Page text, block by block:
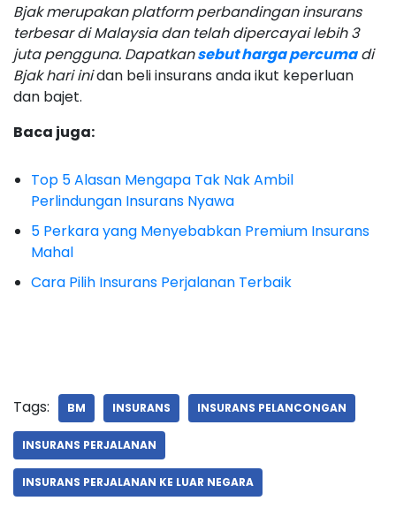
Bjak merupakan platform perbandingan insurans
terbesar di Malaysia dan telah dipercayai lebih 3
juta pengguna. Dapatkansebut harga percumadi
Bjak hari inidan beli insurans anda ikut keperluan
dan bajet.
Baca juga:
Top 5 Alasan Mengapa Tak Nak Ambil
Perlindungan Insurans Nyawa
5 Perkara yang Menyebabkan Premium Insurans
Mahal
Cara Pilih Insurans Perjalanan Terbaik
Tags: BM INSURANS INSURANS PELANCONGAN
INSURANS PERJALANAN
INSURANS PERJALANAN KE LUAR NEGARA